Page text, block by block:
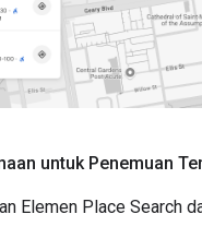
untuk Penemuan
Elemen Place Search